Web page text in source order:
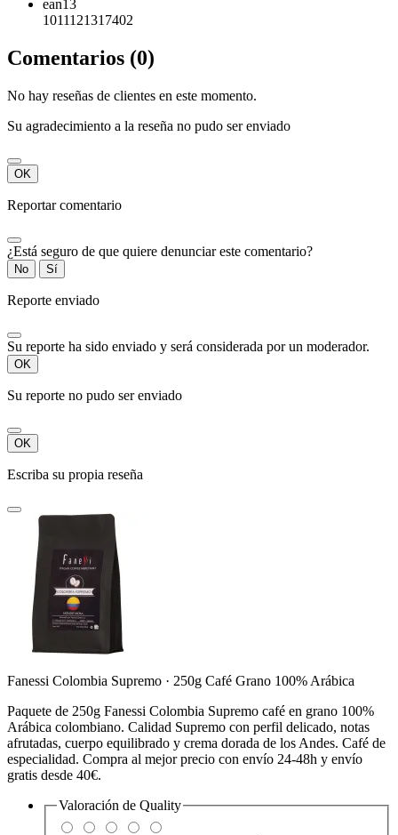
ean13
1011121317402
Comentarios (0)
No hay reseñas de clientes en este momento.
Su agradecimiento a la reseña no pudo ser enviado
OK
Reportar comentario
¿Está seguro de que quiere denunciar este comentario?
No Sí
Reporte enviado
Su reporte ha sido enviado y será considerada por un moderador.
OK
Su reporte no pudo ser enviado
OK
Escriba su propia reseña
Fanessi Colombia Supremo · 250g Café Grano 100% Arábica
Paquete de 250g Fanessi Colombia Supremo café en grano 100%
Arábica colombiano. Calidad Supremo con perfil delicado, notas
afrutadas, cuerpo equilibrado y crema dorada de los Andes. Café de
especialidad. Compra al mejor precio con envío 24-48h y envío
gratis desde 40€.
Valoración de Quality